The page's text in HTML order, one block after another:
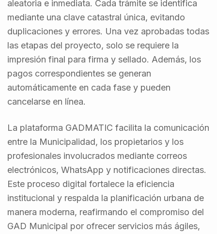
aleatoria e inmediata. Cada trámite se identifica
mediante una clave catastral única, evitando
duplicaciones y errores. Una vez aprobadas todas
las etapas del proyecto, solo se requiere la
impresión final para firma y sellado. Además, los
pagos correspondientes se generan
automáticamente en cada fase y pueden
cancelarse en línea.
La plataforma GADMATIC facilita la comunicación
entre la Municipalidad, los propietarios y los
profesionales involucrados mediante correos
electrónicos, WhatsApp y notificaciones directas.
Este proceso digital fortalece la eficiencia
institucional y respalda la planificación urbana de
manera moderna, reafirmando el compromiso del
GAD Municipal por ofrecer servicios más ágiles,